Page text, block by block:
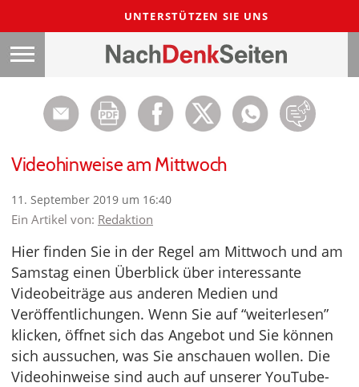
UNTERSTÜTZEN SIE UNS
Videohinweise am Mittwoch
11. September 2019 um 16:40
Ein Artikel von: Redaktion
Hier finden Sie in der Regel am Mittwoch und am
Samstag einen Überblick über interessante
Videobeiträge aus anderen Medien und
Veröffentlichungen. Wenn Sie auf “weiterlesen”
klicken, öffnet sich das Angebot und Sie können
sich aussuchen, was Sie anschauen wollen. Die
Videohinweise sind auch auf unserer YouTube-